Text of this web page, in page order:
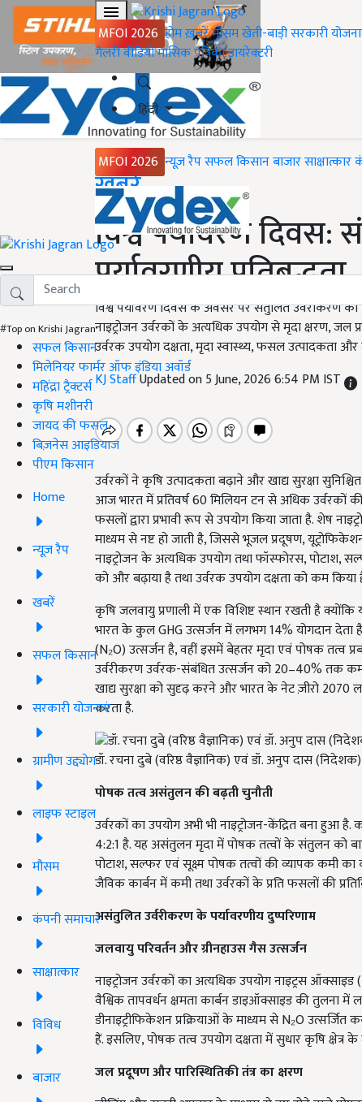
MFOI 2026 होमख़बरेंमौसमखेती-बाड़ीसरकारी
गैलरीवीडियोमासिक पत्रिकाडायरेक्टरी
हिंदी
MFOI 2026 न्यूज़ रैपसफल किसानबाजारसाक्षात्कार
#Top on Krishi Jagran
सफल किसान
मिलेनियर फार्मर ऑफ इंडिया अवॉर्ड
महिंद्रा ट्रैक्टर्स
कृषि मशीनरी
जायद की फसल
बिज़नेस आइडियाज
पीएम किसान
Home
न्यूज़ रैप
खबरें
सफल किसान
सरकारी योजनाएं
ग्रामीण उद्द्योग
लाइफ स्टाइल
मौसम
कंपनी समाचार
साक्षात्कार
विविध
बाजार
Home
ख़बरें
विश्व पर्यावरण
पर्यावरणीय प्रतिबद्धता
विश्व पर्यावरण दिवस के अवसर पर संतुलित उर्वरीकरण
नाइट्रोजन उर्वरकों के अत्यधिक उपयोग से मृदा क्षरण,
उर्वरक उपयोग दक्षता, मृदा स्वास्थ्य, फसल उत्पादकता
KJ StaffUpdated on 5 June, 2026 6:54 PM IST
उर्वरकों ने कृषि उत्पादकता बढ़ाने और खाद्य सुरक्षा
आज भारत में प्रतिवर्ष 60 मिलियन टन से अधिक उर्वरकों
फसलों द्वारा प्रभावी रूप से उपयोग किया जाता है. शेष
माध्यम से नष्ट हो जाती है, जिससे भूजल प्रदूषण,
नाइट्रोजन के अत्यधिक उपयोग तथा फॉस्फोरस, पोटाश,
को और बढ़ाया है तथा उर्वरक उपयोग दक्षता को कम किया
कृषि जलवायु प्रणाली में एक विशिष्ट स्थान रखती है
भारत के कुल GHG उत्सर्जन में लगभग 14% योगदान देता
(N₂O) उत्सर्जन है, वहीं इसमें बेहतर मृदा एवं पोषक तत्व
उर्वरीकरण उर्वरक-संबंधित उत्सर्जन को 20–40% तक
खाद्य सुरक्षा को सुदृढ़ करने और भारत के नेट ज़ीरो 2070
करता है.
डॉ. रचना दुबे (वरिष्ठ वैज्ञानिक) एवं डॉ. अनुप दास
पोषकतत्वअसंतुलनकीबढ़तीचुनौती
उर्वरकों का उपयोग अभी भी नाइट्रोजन-केंद्रित बना हुआ
4:2:1 है. यह असंतुलन मृदा में पोषक तत्वों के संतुलन को
पोटाश, सल्फर एवं सूक्ष्म पोषक तत्वों की व्यापक कमी का
जैविक कार्बन में कमी तथा उर्वरकों के प्रति फसलों की
असंतुलितउर्वरीकरणकेपर्यावरणीयदुष्परिणाम
जलवायुपरिवर्तनऔरग्रीनहाउसगैसउत्सर्जन
नाइट्रोजन उर्वरकों का अत्यधिक उपयोग नाइट्रस
वैश्विक तापवर्धन क्षमता कार्बन डाइऑक्साइड की तुलना में
डीनाइट्रीफिकेशन प्रक्रियाओं के माध्यम से N₂O उत्सर्जित
हैं. इसलिए, पोषक तत्व उपयोग दक्षता में सुधार कृषि
जलप्रदूषणऔरपारिस्थितिकीतंत्रकाक्षरण